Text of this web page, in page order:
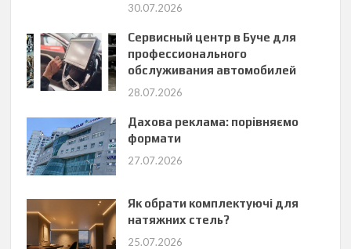
30.07.2026
Сервисный центр в Буче для
профессионального
обслуживания автомобилей
28.07.2026
Дахова реклама: порівняємо
формати
27.07.2026
Як обрати комплектуючі для
натяжних стель?
25.07.2026